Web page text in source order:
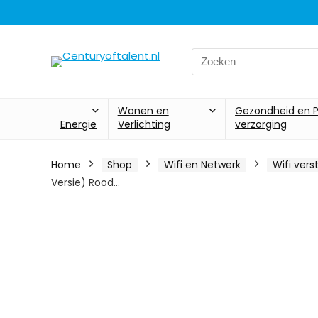
Search
for:
Energie
Wonen en
Verlichting
Gezondheid en
verzorging
Home Shop Wifi en Netwerk
Wifi
Versie) Rood…